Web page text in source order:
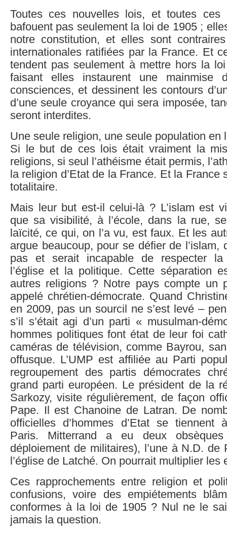
Toutes ces nouvelles lois, et toutes
bafouent pas seulement la loi de 1905 ;
notre constitution, et elles sont
internationales ratifiées par la France. Et
tendent pas seulement à mettre hors la
faisant elles instaurent une mainmise
consciences, et dessinent les contours
d’une seule croyance qui sera imposée,
seront interdites.
Une seule religion, une seule population en
Si le but de ces lois était vraiment la
religions, si seul l’athéisme était permis,
la religion d’Etat de la France. Et la France
totalitaire.
Mais leur but est-il celui-là ? L’islam est
que sa visibilité, à l’école, dans la rue,
laïcité, ce qui, on l’a vu, est faux. Et les
argue beaucoup, pour se défier de l’islam,
pas et serait incapable de respecter la
l’église et la politique. Cette séparation
autres religions ? Notre pays compte un
appelé chrétien-démocrate. Quand
en 2009, pas un sourcil ne s’est levé –
s’il s’était agi d’un parti « musulman-
hommes politiques font état de leur foi
caméras de télévision, comme Bayrou,
offusque. L’UMP est affiliée au Parti
regroupement des partis démocrates
grand parti européen. Le président de la
Sarkozy, visite régulièrement, de façon
Pape. Il est Chanoine de Latran. De
officielles d’hommes d’Etat se tiennent
Paris. Mitterrand a eu deux
déploiement de militaires), l’une à N.D. de
l’église de Latché. On pourrait multiplier les
Ces rapprochements entre religion et
confusions, voire des empiétements
conformes à la loi de 1905 ? Nul ne le
jamais la question.